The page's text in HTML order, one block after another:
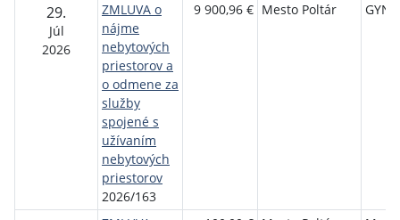
29.
Júl
2026
ZMLUVA o
nájme
nebytových
priestorov a
o odmene za
služby
spojené s
užívaním
nebytových
priestorov
2026/163
9 900,96 € Mesto Poltár